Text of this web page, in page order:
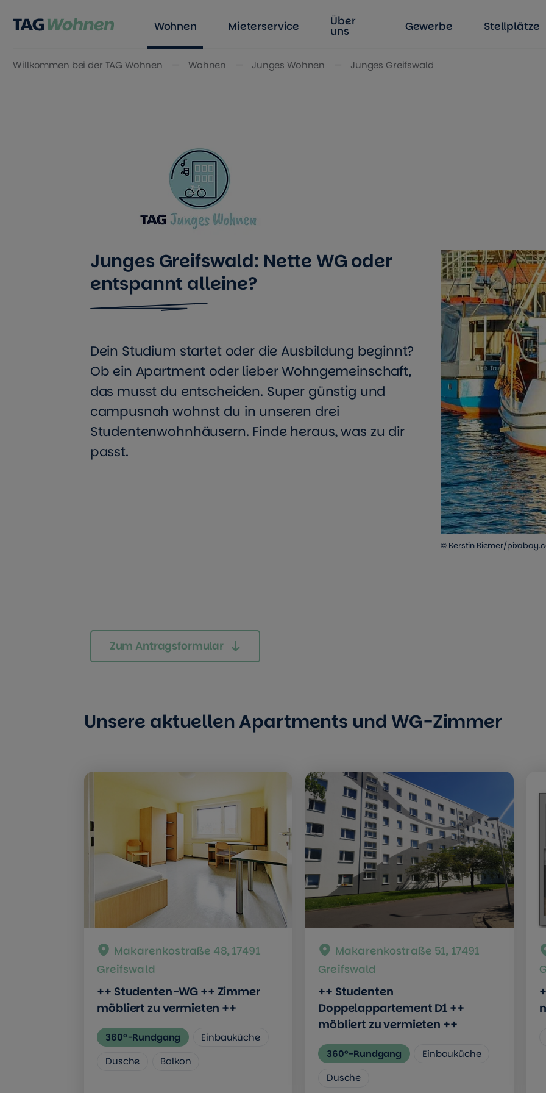
Zum Inhalt springen
Wohnen Mieterservice Über
uns Gewerbe Stellplätze
Willkommen bei der TAG Wohnen Wohnen Junges Wohnen Junges Greifswald
Junges Greifswald: Nette WG oder
entspannt alleine?
Dein Studium startet oder die Ausbildung beginnt?
Ob ein Apartment oder lieber Wohngemeinschaft,
das musst du entscheiden. Super günstig und
campusnah wohnst du in unseren drei
Studentenwohnhäusern. Finde heraus, was zu dir
passt.
© Kerstin Riemer/
Zum Antragsformular
Unsere aktuellen Apartments und WG-Zimmer
Makarenkostraße 48, 17491
Greifswald
++ Studenten-WG ++ Zimmer
möbliert zu vermieten ++
360°-Rundgang
Einbauküche
Dusche
Balkon
Makarenkostraße 51, 17491
Greifswald
++ Studenten
Doppelappartement D1 ++
möbliert zu vermieten ++
360°-Rundgang
Einbauküche
Dusche